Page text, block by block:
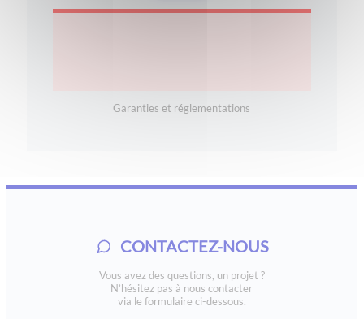
Garanties et réglementations
CONTACTEZ-NOUS
Vous avez des questions, un projet ?
N’hésitez pas à nous contacter
via le formulaire ci-dessous.